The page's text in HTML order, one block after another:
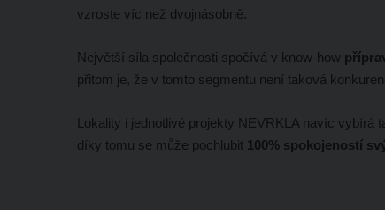
vzroste víc než dvojnásobně.
Největší síla společnosti spočívá v know-how
přitom je, že v tomto segmentu není taková
Lokality i jednotlivé projekty NEVRKLA navíc
díky tomu se může pochlubit 100% spokojeností